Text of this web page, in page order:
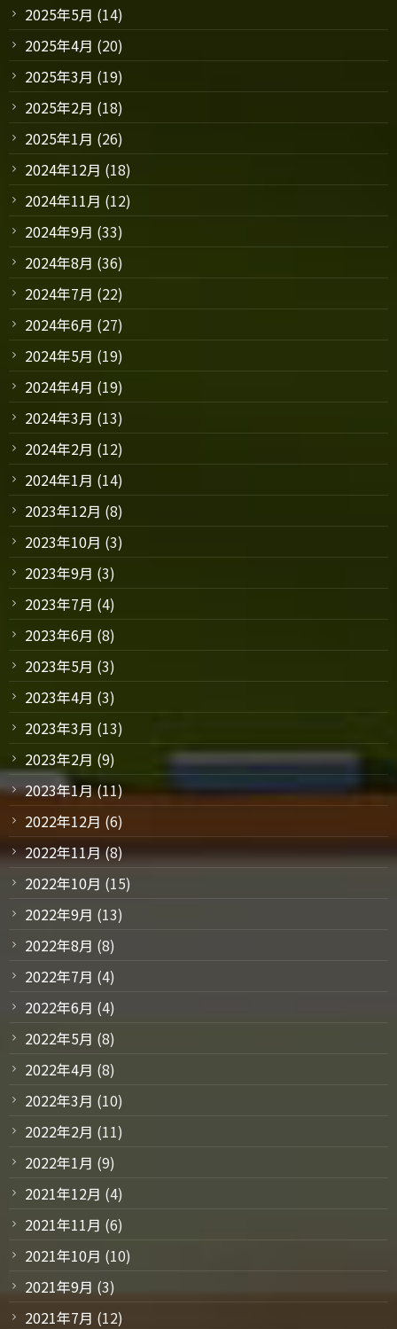
2025年5月 (14)
2025年4月 (20)
2025年3月 (19)
2025年2月 (18)
2025年1月 (26)
2024年12月 (18)
2024年11月 (12)
2024年9月 (33)
2024年8月 (36)
2024年7月 (22)
2024年6月 (27)
2024年5月 (19)
2024年4月 (19)
2024年3月 (13)
2024年2月 (12)
2024年1月 (14)
2023年12月 (8)
2023年10月 (3)
2023年9月 (3)
2023年7月 (4)
2023年6月 (8)
2023年5月 (3)
2023年4月 (3)
2023年3月 (13)
2023年2月 (9)
2023年1月(11)
2022年12月 (6)
2022年11月 (8)
2022年10月 (15)
2022年9月 (13)
2022年8月 (8)
2022年7月 (4)
2022年6月 (4)
2022年5月 (8)
2022年4月 (8)
2022年3月 (10)
2022年2月 (11)
2022年1月 (9)
2021年12月 (4)
2021年11月 (6)
2021年10月 (10)
2021年9月 (3)
2021年7月 (12)